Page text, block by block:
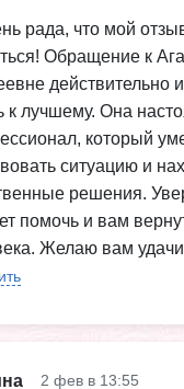
рада, что мой
Обращение к
действительно
к лучшему. Она
который
ситуацию и
решения.
помочь и вам
Желаю вам
2 фев в 13:55